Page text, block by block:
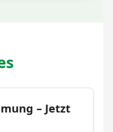
– Jetzt